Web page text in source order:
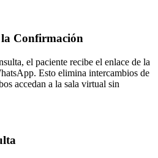
Confirmación
el paciente recibe el enlace de la
Esto elimina intercambios de
accedan a la sala virtual sin